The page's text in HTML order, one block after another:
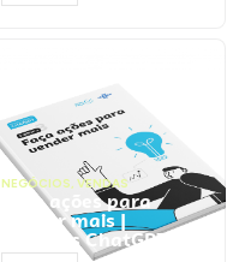
NEGÓCIOS, VENDAS
Faça ações para
vender mais |
Prompts ChatGPT